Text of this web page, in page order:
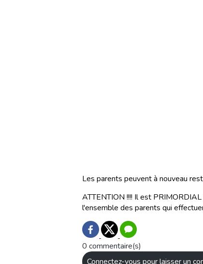
Les parents peuvent à nouveau
ATTENTION !!!! Il est
l'ensemble des parents qui
0 commentaire(s)
Connectez-vous pour laisser un